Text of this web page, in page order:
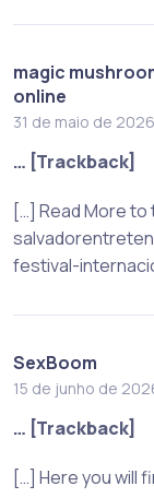
magic
online
31 de maio de 2026
… [Trackback]
[…] Read More
festival-
SexBoom
15 de junho de
… [Trackback]
[…] Here you will